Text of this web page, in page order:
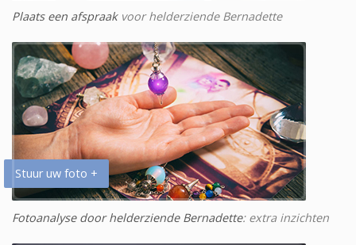
Plaats een afspraakvoor helderziende Bernadette
Stuur uw foto +
Fotoanalyse door helderziende Bernadette: extra inzichten